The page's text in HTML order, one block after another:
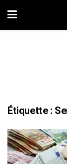
Étiquette :